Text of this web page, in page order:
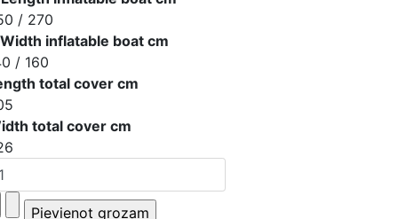
/ 270
inflatable boat cm
/ 160
total cover cm
total cover cm